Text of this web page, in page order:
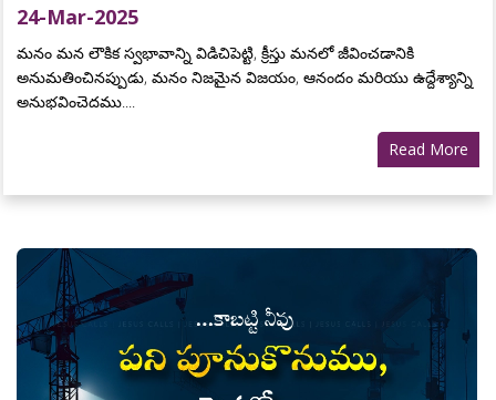
24-Mar-2025
మనం మన లౌకిక స్వభావాన్ని విడిచిపెట్టి, క్రీస్తు మనలో జీవించడానికి
అనుమతించినప్పుడు, మనం నిజమైన విజయం, ఆనందం మరియు ఉద్దేశ్యాన్ని
అనుభవించెదము....
Read More